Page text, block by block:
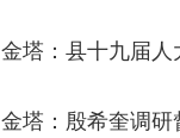
金塔：县十九届
金塔：殷希奎调